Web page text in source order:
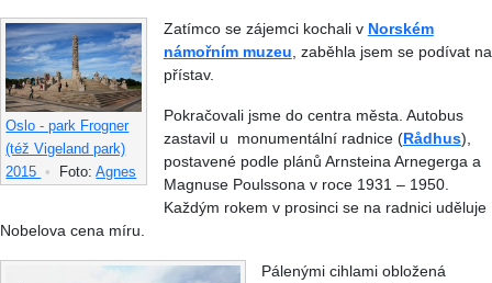
Oslo - park Frogner
(též Vigeland park)
2015 • Foto:Agnes
Zatímco se zájemci kochali v Norském
námořním muzeu , zaběhla jsem se podívat na
přístav.
Pokračovali jsme do centra města. Autobus
zastavil u monumentální radnice (Rådhus),
postavené podle plánů Arnsteina Arnegerga a
Magnuse Poulssona v roce 1931 – 1950.
Každým rokem v prosinci se na radnici uděluje
Nobelova cena míru.
Pálenými cihlami obložená